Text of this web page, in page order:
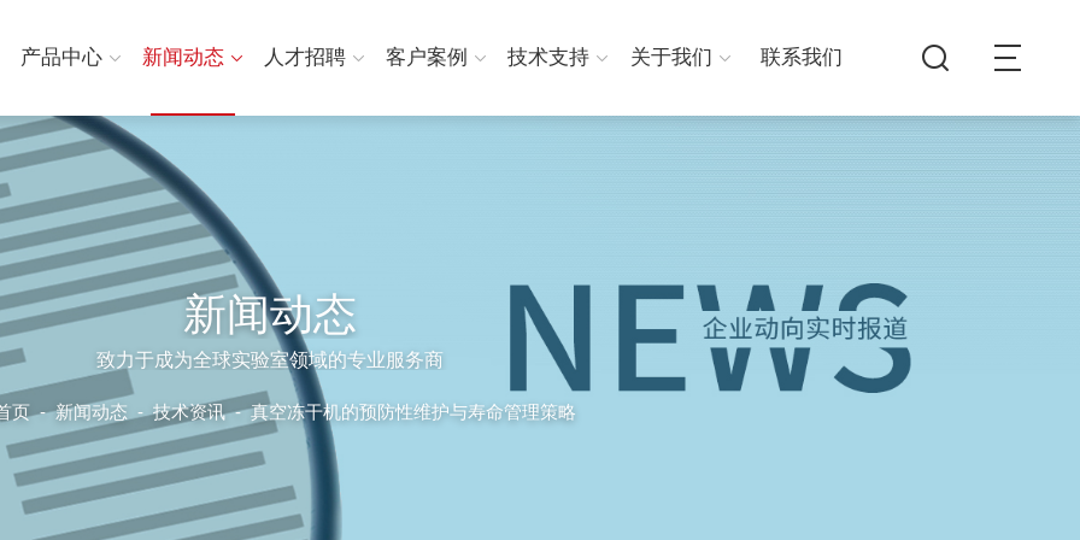
产品中心 新闻动态 人才招聘 客户案例 技术支持 关于我们 联系我们
新闻动态
致力于成为全球实验室领域的专业服务商
页-新闻动态 -技术资讯 -真空冻干机的预防性维护与寿命管理策略